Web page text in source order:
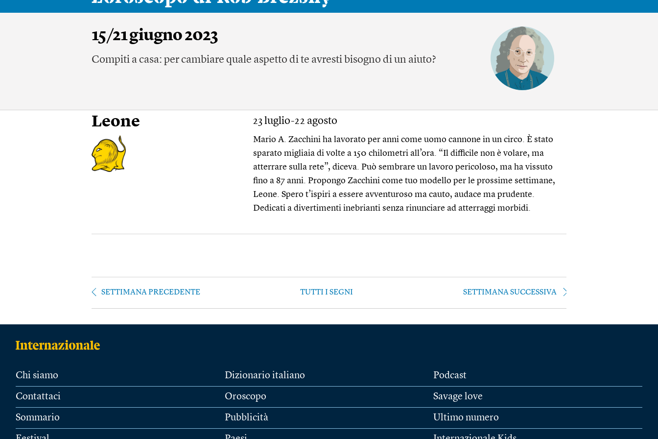
15/21 giugno 2023
Compiti a casa: per cambiare quale aspetto di te avresti bisogno di un aiuto?
Leone 23 luglio-22 agosto
Mario A. Zacchini ha lavorato per anni come uomo cannone in un circo. È stato
sparato migliaia di volte a 150 chilometri all’ora. “Il difficile non è volare, ma
atterrare sulla rete”, diceva. Può sembrare un lavoro pericoloso, ma ha vissuto
fino a 87 anni. Propongo Zacchini come tuo modello per le prossime settimane,
Leone. Spero t’ispiri a essere avventuroso ma cauto, audace ma prudente.
Dedicati a divertimenti inebrianti senza rinunciare ad atterraggi morbidi.
SETTIMANA PRECEDENTE TUTTI I SEGNI SETTIMANA SUCCESSIVA
Chi siamo
Contattaci
Sommario
Dizionario italiano
Oroscopo
Pubblicità
Podcast
Savage love
Ultimo numero